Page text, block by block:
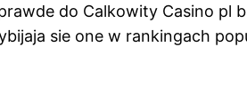
do Calkowity Casino pl
sie one w rankingach